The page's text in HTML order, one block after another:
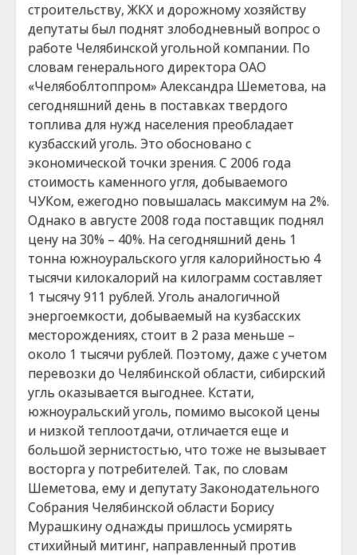
строительству, ЖКХ и дорожному хозяйству
депутаты был поднят злободневный вопрос о
работе Челябинской угольной компании. По
словам генерального директора ОАО
«Челябоблтоппром» Александра Шеметова, на
сегодняшний день в поставках твердого
топлива для нужд населения преобладает
кузбасский уголь. Это обосновано с
экономической точки зрения. С 2006 года
стоимость каменного угля, добываемого
ЧУКом, ежегодно повышалась максимум на 2%.
Однако в августе 2008 года поставщик поднял
цену на 30% – 40%. На сегодняшний день 1
тонна южноуральского угля калорийностью 4
тысячи килокалорий на килограмм составляет
1 тысячу 911 рублей. Уголь аналогичной
энергоемкости, добываемый на кузбасских
месторождениях, стоит в 2 раза меньше –
около 1 тысячи рублей. Поэтому, даже с учетом
перевозки до Челябинской области, сибирский
угль оказывается выгоднее. Кстати,
южноуральский уголь, помимо высокой цены
и низкой теплоотдачи, отличается еще и
большой зернистостью, что тоже не вызывает
восторга у потребителей. Так, по словам
Шеметова, ему и депутату Законодательного
Собрания Челябинской области Борису
Мурашкину однажды пришлось усмирять
стихийный митинг, направленный против